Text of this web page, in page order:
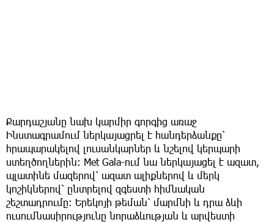
Քարդաշյանը նախ կարմիր գորգից առաջ
Ինստագրամում ներկայացրել է հանդերձանքը՝
հրապարակելով լուսանկարներ և նշելով կերպարի
ստեղծողներին։ Met Gala-ում նա ներկայացել է ազատ,
պլատինե մազերով՝ ազատ ալիքներով և մերկ
կոշիկներով՝ ընտրելով զգեստի հիմնական
շեշտադրումը։ Երեկոյի թեման՝ մարմնի և դրա ձևի
ուսումնասիրությունը նորաձևության և արվեստի